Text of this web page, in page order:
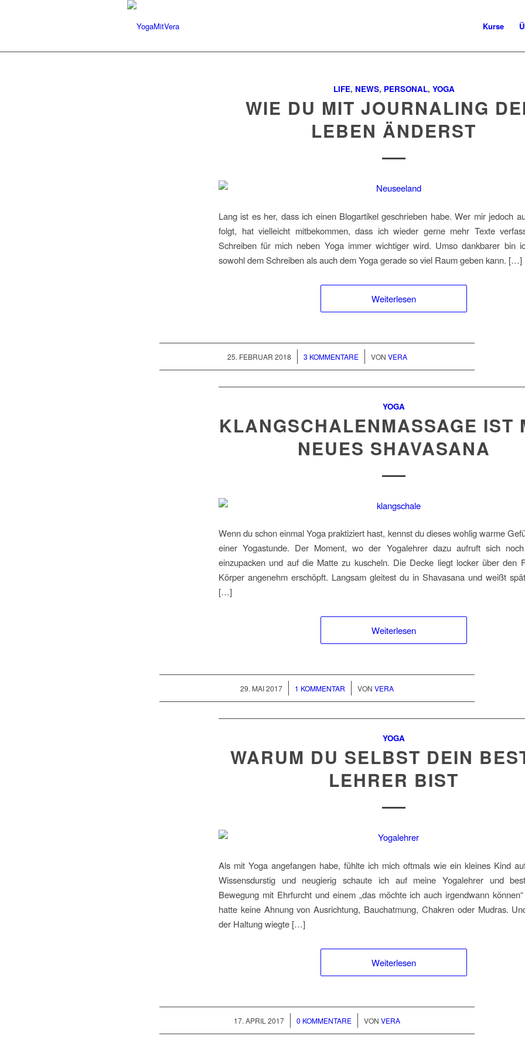
Kurse
LIFE, NEWS, PERSONAL, YOGA
WIE DU MIT JOURNALING
LEBEN ÄNDERST
Lang ist es her, dass ich einen Blogartikel geschrieben habe. Wer mir jedoch
folgt, hat vielleicht mitbekommen, dass ich wieder gerne mehr Texte
Schreiben für mich neben Yoga immer wichtiger wird. Umso dankbarer bin
sowohl dem Schreiben als auch dem Yoga gerade so viel Raum geben kann. […]
Weiterlesen
25. FEBRUAR 2018
/ 3 KOMMENTARE
/ VON VERA
YOGA
KLANGSCHALENMASSAGE IST
NEUES SHAVASANA
Wenn du schon einmal Yoga praktiziert hast, kennst du dieses wohlig warme
einer Yogastunde. Der Moment, wo der Yogalehrer dazu aufruft sich
einzupacken und auf die Matte zu kuscheln. Die Decke liegt locker über den
Körper angenehm erschöpft. Langsam gleitest du in Shavasana und weißt
[…]
Weiterlesen
29. MAI 2017
/ 1 KOMMENTAR
/ VONVERA
YOGA
WARUM DU SELBST DEIN
LEHRER BIST
Als mit Yoga angefangen habe, fühlte ich mich oftmals wie ein kleines Kind
Wissensdurstig und neugierig schaute ich auf meine Yogalehrer und
Bewegung mit Ehrfurcht und einem „das möchte ich auch irgendwann
hatte keine Ahnung von Ausrichtung, Bauchatmung, Chakren oder Mudras.
der Haltung wiegte […]
Weiterlesen
17. APRIL 2017
/ 0 KOMMENTARE
/ VONVERA